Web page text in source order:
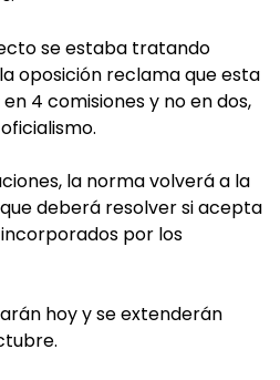
se estaba tratando
oposición reclama que esta
4 comisiones y no en dos,
la norma volverá a la
deberá resolver si acepta
por los
hoy y se extenderán